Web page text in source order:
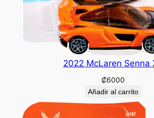
2022 McLaren Senna
₡6000
Añadir al carrito